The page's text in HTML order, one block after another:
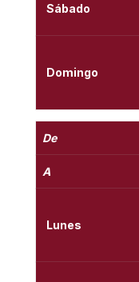
Sábado
Domingo
De
A
Lunes